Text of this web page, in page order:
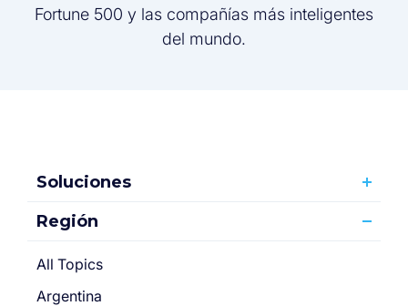
Fortune 500 y las compañías más inteligentes
del mundo.
Soluciones
Región
All Topics
Argentina